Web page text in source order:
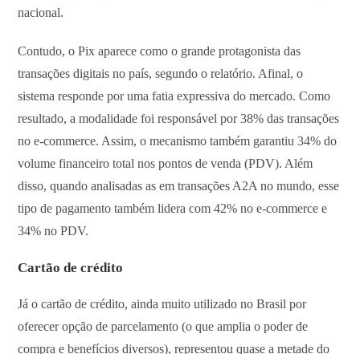
nacional.
Contudo, o Pix aparece como o grande protagonista das
transações digitais no país, segundo o relatório. Afinal, o
sistema responde por uma fatia expressiva do mercado. Como
resultado, a modalidade foi responsável por 38% das transações
no e-commerce. Assim, o mecanismo também garantiu 34% do
volume financeiro total nos pontos de venda (PDV). Além
disso, quando analisadas as em transações A2A no mundo, esse
tipo de pagamento também lidera com 42% no e-commerce e
34% no PDV.
Cartão de crédito
Já o cartão de crédito, ainda muito utilizado no Brasil por
oferecer opção de parcelamento (o que amplia o poder de
compra e benefícios diversos), representou quase a metade do